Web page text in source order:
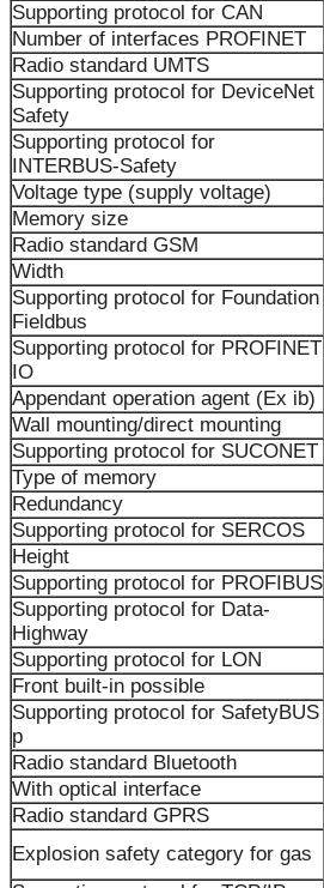
Supporting protocol for CAN
Number of interfaces PROFINET
Radio standard UMTS
Supporting protocol for DeviceNet
Safety
Supporting protocol for
INTERBUS-Safety
Voltage type (supply voltage)
Memory size
Radio standard GSM
Width
Supporting protocol for Foundation
Fieldbus
Supporting protocol for PROFINET
IO
Appendant operation agent (Ex ib)
Wall mounting/direct mounting
Supporting protocol for SUCONET
Type of memory
Redundancy
Supporting protocol for SERCOS
Height
Supporting protocol for PROFIBUS
Supporting protocol for Data-
Highway
Supporting protocol for LON
Front built-in possible
Supporting protocol for SafetyBUS
p
Radio standard Bluetooth
With optical interface
Radio standard GPRS
Explosion safety category for gas